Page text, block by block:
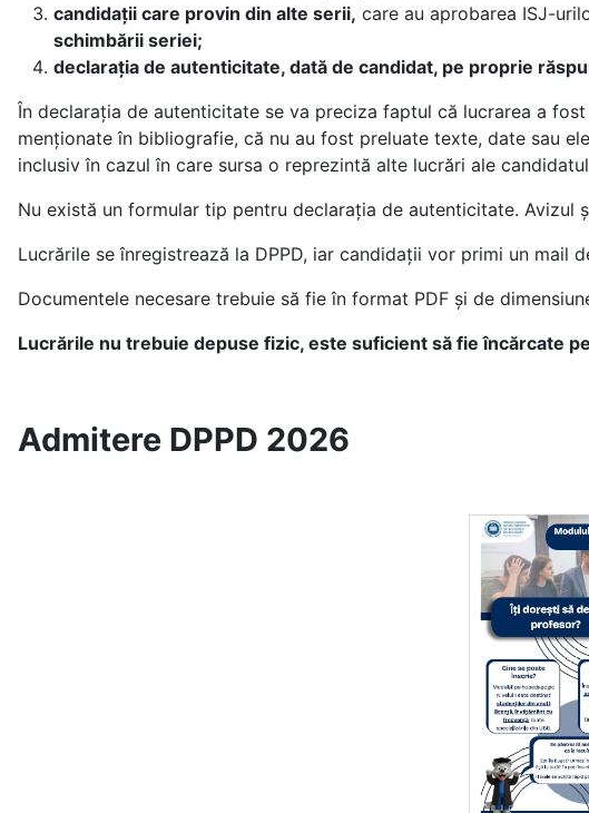
candidații care provin din alte serii, care au aprobarea ISJ-
schimbării seriei;
declarația de autenticitate, dată de candidat, pe proprie
În declarația de autenticitate se va preciza faptul că lucrarea a
menționate în bibliografie, că nu au fost preluate texte, date sau
inclusiv în cazul în care sursa o reprezintă alte lucrări ale
Nu există un formular tip pentru declarația de autenticitate.
Lucrările se înregistrează la DPPD, iar candidații vor primi un mail
Documentele necesare trebuie să fie în format PDF și de
Lucrările nu trebuie depuse fizic, este suficient să fie încărcate
Admitere DPPD 2026